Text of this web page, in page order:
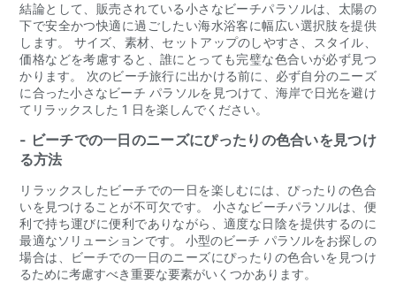
結論として、販売されている小さなビーチパラソルは、太陽の
下で安全かつ快適に過ごしたい海水浴客に幅広い選択肢を提供
します。 サイズ、素材、セットアップのしやすさ、スタイル、
価格などを考慮すると、誰にとっても完璧な色合いが必ず見つ
かります。 次のビーチ旅行に出かける前に、必ず自分のニーズ
に合った小さなビーチ パラソルを見つけて、海岸で日光を避け
てリラックスした 1 日を楽しんでください。
- ビーチでの一日のニーズにぴったりの色合いを見つけ
る方法
リラックスしたビーチでの一日を楽しむには、ぴったりの色合
いを見つけることが不可欠です。 小さなビーチパラソルは、便
利で持ち運びに便利でありながら、適度な日陰を提供するのに
最適なソリューションです。 小型のビーチ パラソルをお探しの
場合は、ビーチでの一日のニーズにぴったりの色合いを見つけ
るために考慮すべき重要な要素がいくつかあります。